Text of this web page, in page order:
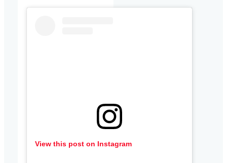
View this post on Instagram